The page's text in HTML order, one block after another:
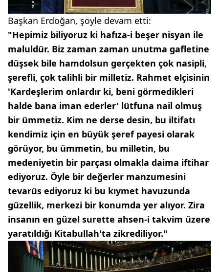
Başkan Erdoğan, şöyle devam etti:
"Hepimiz biliyoruz ki hafıza-i beşer nisyan ile
maluldür. Biz zaman zaman unutma gafletine
düşsek bile hamdolsun gerçekten çok nasipli,
şerefli, çok talihli bir milletiz. Rahmet elçisinin
'Kardeşlerim onlardır ki, beni görmedikleri
halde bana iman ederler' lütfuna nail olmuş
bir ümmetiz. Kim ne derse desin, bu iltifatı
kendimiz için en büyük şeref payesi olarak
görüyor, bu ümmetin, bu milletin, bu
medeniyetin bir parçası olmakla daima iftihar
ediyoruz. Öyle bir değerler manzumesini
tevarüs ediyoruz ki bu kıymet havuzunda
güzellik, merkezi bir konumda yer alıyor. Zira
insanın en güzel surette ahsen-i takvim üzere
yaratıldığı Kitabullah'ta zikrediliyor."